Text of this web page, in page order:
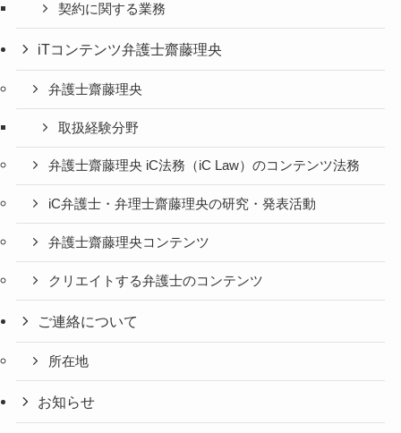
契約に関する業務
iTコンテンツ弁護士齋藤理央
弁護士齋藤理央
取扱経験分野
弁護士齋藤理央 iC法務（iC Law）のコンテンツ法務
iC弁護士・弁理士齋藤理央の研究・発表活動
弁護士齋藤理央コンテンツ
クリエイトする弁護士のコンテンツ
ご連絡について
所在地
お知らせ